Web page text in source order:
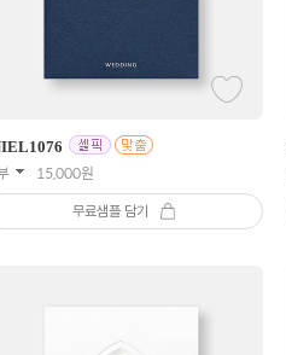
1076
15,000원
무료샘플 담기